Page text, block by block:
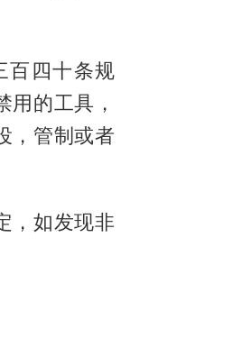
百四十条规
的工具，
，管制或者
，如发现非